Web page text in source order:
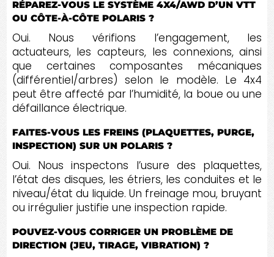
RÉPAREZ-VOUS LE SYSTÈME 4X4/AWD D’UN VTT
OU CÔTE-À-CÔTE POLARIS ?
Oui. Nous vérifions l’engagement, les
actuateurs, les capteurs, les connexions, ainsi
que certaines composantes mécaniques
(différentiel/arbres) selon le modèle. Le 4x4
peut être affecté par l’humidité, la boue ou une
défaillance électrique.
FAITES-VOUS LES FREINS (PLAQUETTES, PURGE,
INSPECTION) SUR UN POLARIS ?
Oui. Nous inspectons l’usure des plaquettes,
l’état des disques, les étriers, les conduites et le
niveau/état du liquide. Un freinage mou, bruyant
ou irrégulier justifie une inspection rapide.
POUVEZ-VOUS CORRIGER UN PROBLÈME DE
DIRECTION (JEU, TIRAGE, VIBRATION) ?